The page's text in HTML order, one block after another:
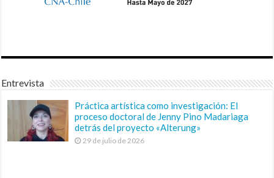
Entrevista
Práctica artística como investigación: El
proceso doctoral de Jenny Pino Madariaga
detrás del proyecto «Alterung»
29 de julio de 2026